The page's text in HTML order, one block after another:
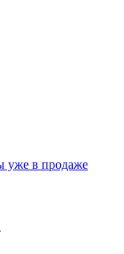
уже в продаже